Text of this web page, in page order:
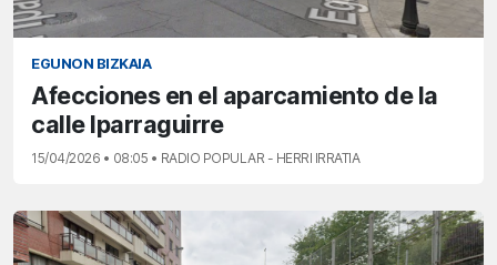
EGUNON BIZKAIA
Afecciones en el aparcamiento de la
calle Iparraguirre
15/04/2026 • 08:05 • RADIO POPULAR - HERRI IRRATIA